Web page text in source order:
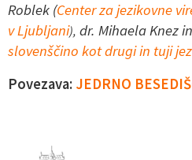
Roblek (Center za jezikovne
v Ljubljani), dr. Mihaela Knez
slovenščino kot drugi in tuji
Povezava: JEDRNO